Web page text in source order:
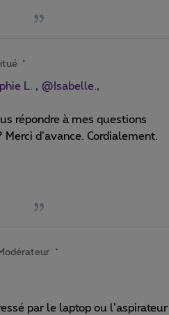
L. , @Isabelle. ,
répondre à mes questions
d’avance. Cordialement.
par le laptop ou l’aspirateur